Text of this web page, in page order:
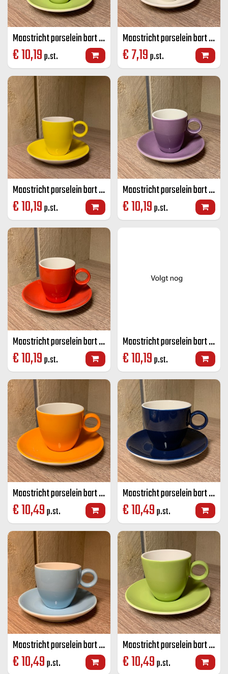
Maastricht porselein bart espresso K+S lime groen 6,5 CL
€10,19p.st.
Maastricht porselein bart espresso K+S Off-white 6,5 CL
€7,19p.st.
Maastricht porselein bart espresso K+S geel 6,5 CL
€10,19p.st.
Maastricht porselein bart espresso K+S paars 6,5 CL
€10,19p.st.
Maastricht porselein bart espresso K+S rood 6,5 CL
€10,19p.st.
Maastricht porselein bart espresso K+S zwart 6,5 CL
€10,19p.st.
Maastricht porselein bart koffie K+S oranje 17 CL
€10,49p.st.
Maastricht porselein bart koffie K+S kobalt blauw 17 CL
€10,49p.st.
Maastricht porselein bart koffie K+S licht blauw 17 CL
€10,49p.st.
Maastricht porselein bart koffie K+S lime groen 17 CL
€10,49p.st.